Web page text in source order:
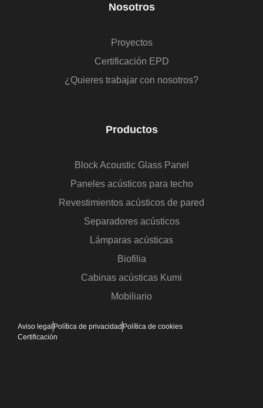
Nosotros
Proyectos
Certificación EPD
¿Quieres trabajar con nosotros?
Productos
Block Acoustic Glass Panel
Paneles acústicos para techo
Revestimientos acústicos de pared
Separadores acústicos
Lámparas acústicas
Biofilia
Cabinas acústicas Kumi
Mobiliario
Aviso legal Política de privacidad Política de cookies
Certificación